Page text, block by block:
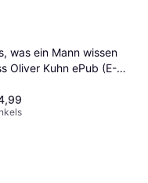
was ein Mann wissen
Oliver Kuhn ePub (E-